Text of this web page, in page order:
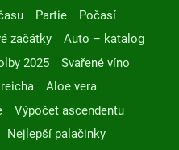
Partie
Počasí
začátky
Auto – katalog
2025
Svařené víno
Aloe vera
Výpočet ascendentu
Nejlepší palačinky